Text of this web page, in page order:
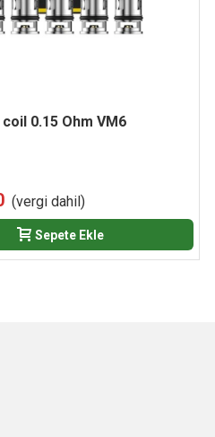
Beğen
0.15 Ohm VM6
(vergi dahil)
Sepete Ekle